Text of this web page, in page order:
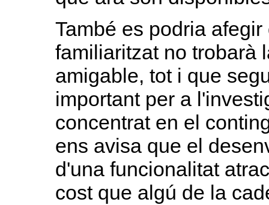
També es podria
familiaritzat no trobarà
amigable, tot i que
important per a
concentrat en el
ens avisa que el
d'una funcionalitat
cost que algú de la